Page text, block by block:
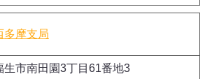
多摩支局
生市南田園3丁目61番地3